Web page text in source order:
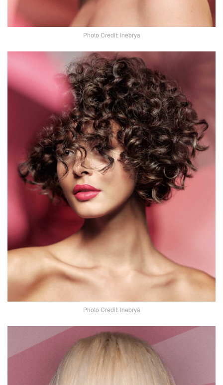
Photo Credit: Inebrya
Photo Credit: Inebrya